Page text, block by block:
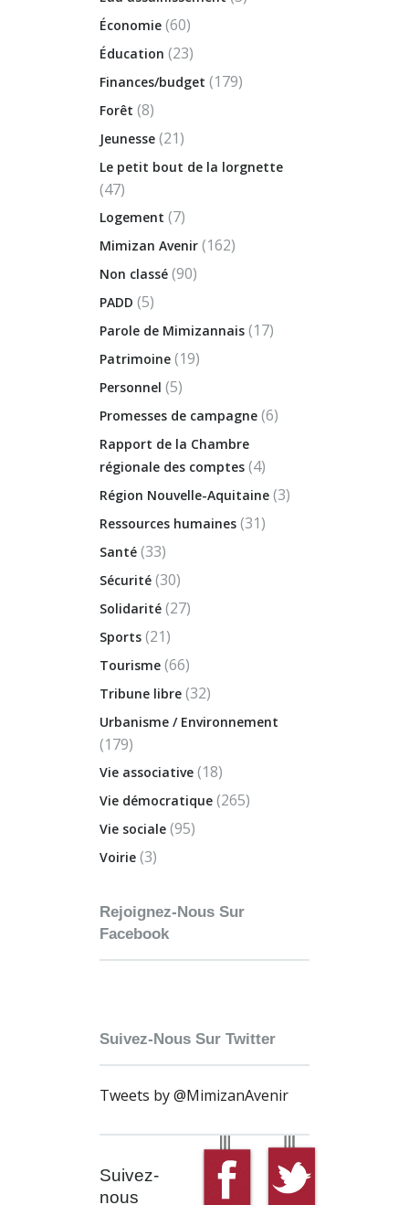
Économie (60)
Éducation (23)
Finances/budget (179)
Forêt (8)
Jeunesse (21)
Le petit bout de la lorgnette
(47)
Logement (7)
Mimizan Avenir (162)
Non classé (90)
PADD (5)
Parole de Mimizannais (17)
Patrimoine (19)
Personnel (5)
Promesses de campagne (6)
Rapport de la Chambre
régionale des comptes (4)
Région Nouvelle-Aquitaine (3)
Ressources humaines (31)
Santé (33)
Sécurité (30)
Solidarité (27)
Sports (21)
Tourisme (66)
Tribune libre (32)
Urbanisme / Environnement
(179)
Vie associative (18)
Vie démocratique (265)
Vie sociale (95)
Voirie (3)
Rejoignez-Nous Sur
Facebook
Suivez-Nous Sur Twitter
Tweets by @MimizanAvenir
Suivez-
nous